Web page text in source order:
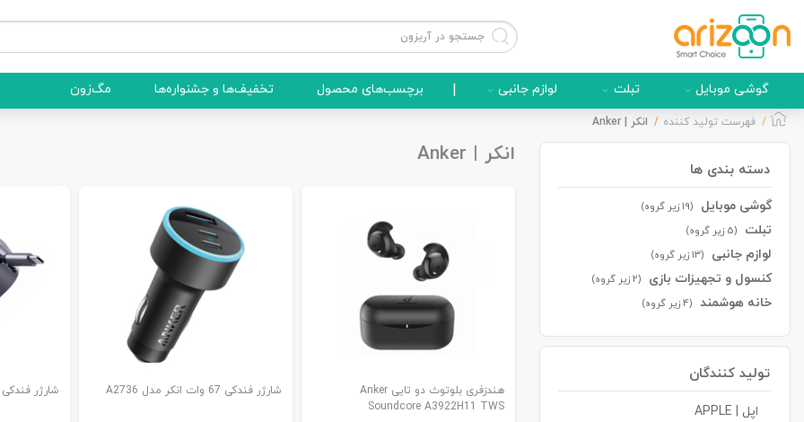
گوشی موبایل
لوازم جانبی
گوشی موبایل تبلت لوازم جانبی برچسب‌های محصول تخفیف‌ها و جشنواره‌ها مگ‌زون
فهرست تولید کننده انکر | Anker
دسته بندی ها
گوشی موبایل (19 زیر گروه)
تبلت (5 زیر گروه)
لوازم جانبی (13 زیر گروه)
کنسول و تجهیزات بازی (2 زیر گروه)
خانه هوشمند (4 زیر گروه)
تولید کنندگان
اپل | APPLE
انکر | Anker
هندزفری بلوتوث دو تایی Anker
Soundcore A3922H11 TWS
شارژر فندکی 67 وات انکر مدل A2736 شارژر فندکی 75 وات انکر مدل A2738